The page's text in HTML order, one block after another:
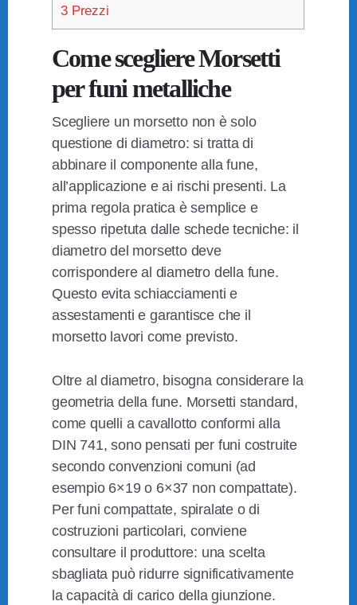
3Prezzi
Come scegliere Morsetti
per funi metalliche
Scegliere un morsetto non è solo
questione di diametro: si tratta di
abbinare il componente alla fune,
all’applicazione e ai rischi presenti. La
prima regola pratica è semplice e
spesso ripetuta dalle schede tecniche: il
diametro del morsetto deve
corrispondere al diametro della fune.
Questo evita schiacciamenti e
assestamenti e garantisce che il
morsetto lavori come previsto.
Oltre al diametro, bisogna considerare la
geometria della fune. Morsetti standard,
come quelli a cavallotto conformi alla
DIN 741, sono pensati per funi costruite
secondo convenzioni comuni (ad
esempio 6×19 o 6×37 non compattate).
Per funi compattate, spiralate o di
costruzioni particolari, conviene
consultare il produttore: una scelta
sbagliata può ridurre significativamente
la capacità di carico della giunzione.